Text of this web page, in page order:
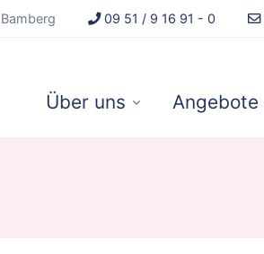
09 51 / 9 16 91 - 0
Über uns Angebote